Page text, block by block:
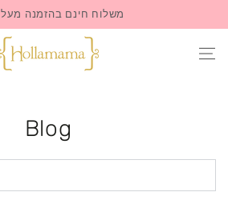
משלוח חינם בהזמנה מעל ₪199
Blog